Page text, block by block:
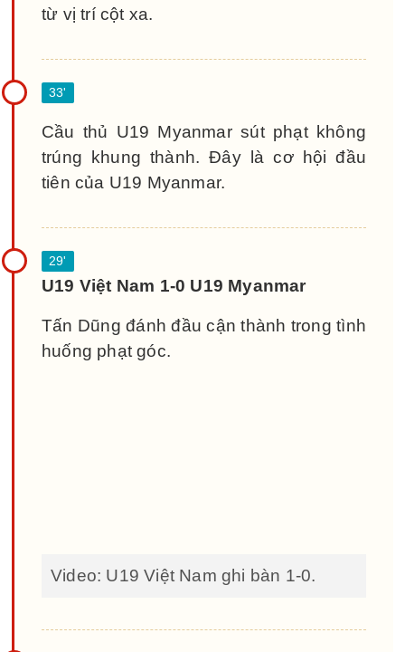
từ vị trí cột xa.
Cầu thủ U19 Myanmar sút phạt không
trúng khung thành. Đây là cơ hội đầu
tiên của U19 Myanmar.
U19 Việt Nam 1-0 U19 Myanmar
Tấn Dũng đánh đầu cận thành trong tình
huống phạt góc.
Video: U19 Việt Nam ghi bàn 1-0.